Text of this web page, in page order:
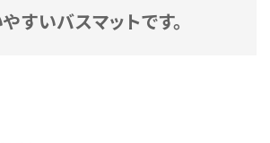
すいバスマットです。